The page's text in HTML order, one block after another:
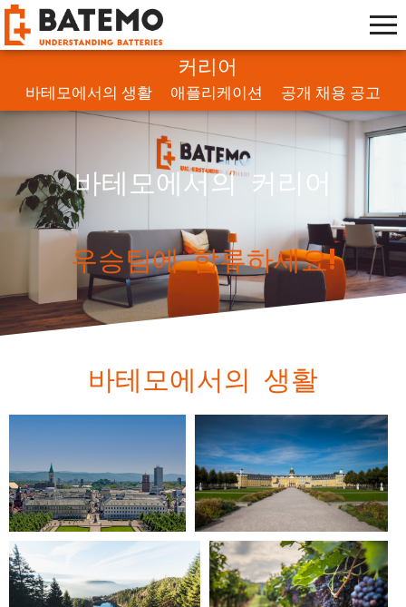
커리어
바테모에서의 생활
애플리케이션 공개 채용 공고
바테모에서의 커리어
우승팀에 합류하세요!
바테모에서의 생활